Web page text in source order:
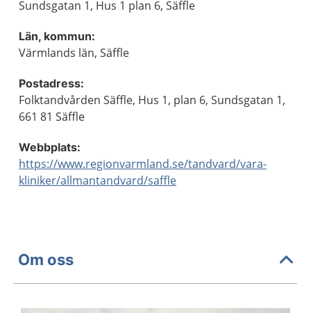
Sundsgatan 1, Hus 1 plan 6, Säffle
Län, kommun:
Värmlands län, Säffle
Postadress:
Folktandvården Säffle, Hus 1, plan 6, Sundsgatan 1,
661 81 Säffle
Webbplats:
https://www.regionvarmland.se/tandvard/vara-
kliniker/allmantandvard/saffle
Om oss